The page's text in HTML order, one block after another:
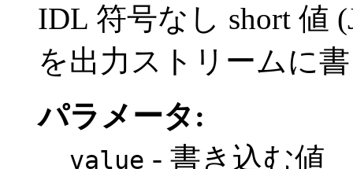
IDL 符号なし short 値
を出力ストリームに
パラメータ:
value - 書き込む値